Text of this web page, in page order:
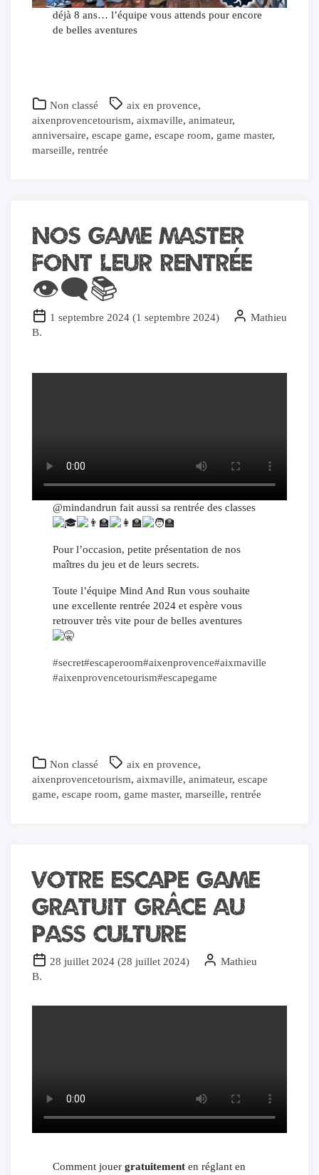
déjà 8 ans… l’équipe vous attends pour encore
de belles aventures
Non classé aix en provence,
aixenprovencetourism, aixmaville, animateur,
anniversaire, escape game, escape room, game master,
marseille, rentrée
Nos Game master
font leur rentrée
👁️‍🗨️📚
1 septembre 2024 (1 septembre 2024)
Mathieu
B.
@mindandrun fait aussi sa rentrée des classes
Pour l’occasion, petite présentation de nos
maîtres du jeu et de leurs secrets.
Toute l’équipe Mind And Run vous souhaite
une excellente rentrée 2024 et espère vous
retrouver très vite pour de belles aventures
#secret#escaperoom#aixenprovence#aixmaville
#aixenprovencetourism#escapegame
Non classé aix en provence,
aixenprovencetourism, aixmaville, animateur, escape
game, escape room, game master, marseille, rentrée
Votre Escape Game
gratuit grâce au
Pass Culture
28 juillet 2024 (28 juillet 2024)
Mathieu
B.
Comment jouer gratuitementen réglant en